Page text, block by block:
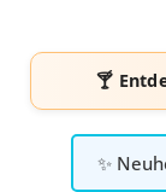
🍸
✨